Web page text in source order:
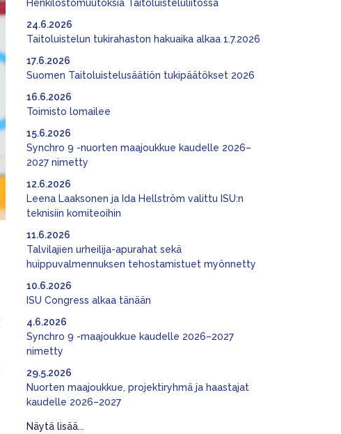
Henkilöstömuutoksia Taitoluisteluliitossa
Taitoluistelun tukirahaston hakuaika alkaa 1.7.2026
24.6.2026
Suomen Taitoluistelusäätiön tukipäätökset 2026
17.6.2026
Toimisto lomailee
16.6.2026
Synchro 9 -nuorten maajoukkue kaudelle 2026–
2027 nimetty
15.6.2026
Leena Laaksonen ja Ida Hellström valittu ISU:n
teknisiin komiteoihin
12.6.2026
Talvilajien urheilija-apurahat sekä
huippuvalmennuksen tehostamistuet myönnetty
11.6.2026
ISU Congress alkaa tänään
10.6.2026
Synchro 9 -maajoukkue kaudelle 2026–2027
nimetty
4.6.2026
Nuorten maajoukkue, projektiryhmä ja haastajat
kaudelle 2026–2027
29.5.2026
Näytä lisää...